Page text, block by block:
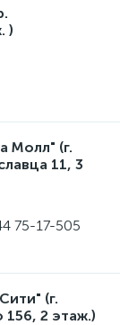
)
Молл" (г.
11, 3
75-17-505
(г.
2 этаж.)